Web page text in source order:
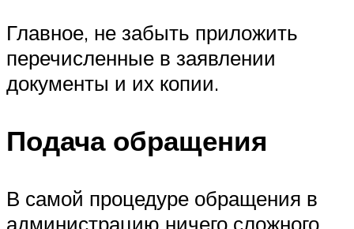
Главное, не забыть приложить
перечисленные в заявлении
документы и их копии.
Подача обращения
В самой процедуре обращения в
администрацию ничего сложного